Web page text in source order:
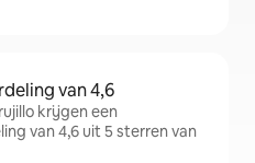
van 4,6
krijgen een
van 4,6 uit 5 sterren van